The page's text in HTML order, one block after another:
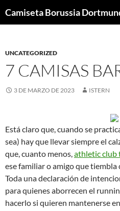
Camiseta Borussia
UNCATEGORIZED
7 CAMISAS
3 DE MARZO DE 2023 ISTERN
Está claro que, cuando se
sea) hay que llevar siempre el
que, cuanto menos,athletic club
ese familiar o amigo que
Toda una declaración de
para quienes aborrecen el
hacerlo si quieren mantenerse